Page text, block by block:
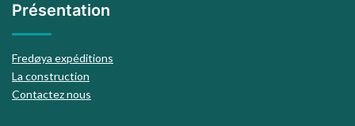
Présentation
Fredøya expéditions
La construction
Contactez nous